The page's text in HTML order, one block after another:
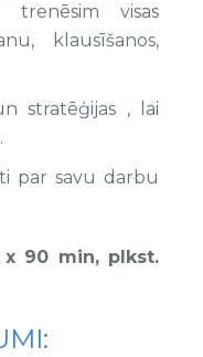
visas
klausīšanos,
stratēģijas , lai
par savu darbu
x 90 min, plkst.